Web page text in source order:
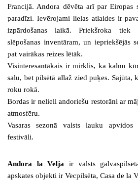
Francijā. Andora dēvēta arī par Eiropas
paradīzi. Ievērojami lielas atlaides ir
izpārdošanas laikā. Priekšroka tiek
slēpošanas inventāram, un iepriekšējās
pat vairākas reizes lētāk.
Visinteresantākais ir mirklis, ka kalnu
salu, bet pilsētā allaž zied puķes. Sajūta,
roku rokā.
Bordas ir nelieli andoriešu restorāni ar
atmosfēru.
Vasaras sezonā valsts lauku
festivāli.
Andora la Velja ir valsts
apskates objekti ir Vecpilsēta, Casa de la